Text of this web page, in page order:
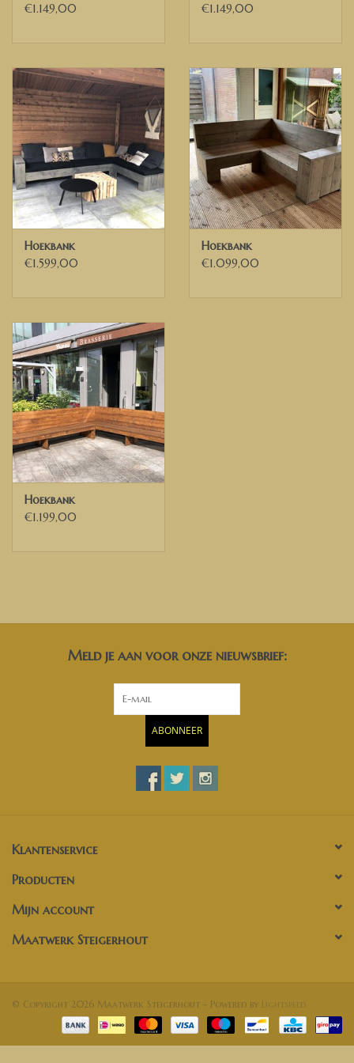
ons op. Dan kunnen wij de mogelijkheden bespreken.
✅ Voor Belgische ondernemingen die beschikken over een geldig
Belgisch BTW nummer, kunnen wij de 21% BTW verleggen. U
ontvangt dan een factuur exclusief BTW van ons.
€1.149,00
€1.149,00
Hoekbank
€1.599,00
Hoekbank
€1.099,00
Hoekbank
€1.199,00
Meld je aan voor onze nieuwsbrief:
ABONNEER
Klantenservice
Producten
Mijn account
Maatwerk Steigerhout
© Copyright 2026 Maatwerk Steigerhout - Powered by Lightspeed